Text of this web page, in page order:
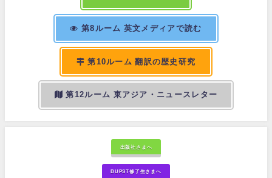
第8ルーム 英文メディアで読む
第10ルーム 翻訳の歴史研究
第12ルーム 東アジア・ニュースレター
出版社さまへ
BUPST修了生さまへ